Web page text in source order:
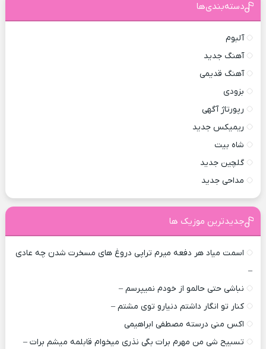
دسته‌بندی‌ها
آلبوم
آهنگ جدید
آهنگ قدیمی
بزودی
رپورتاژ آگهی
ریمیکس جدید
شاه بیت
گلچین جدید
مداحی جدید
جدیدترین موزیک ها
اسمت میاد هر دفعه میرم تراپی دروغ‌ های مسخرت شدن چه عادی
–
نباشی حتی حالمو از خودم نمیپرسم –
کنار تو انگار داشتم دنیارو توی مشتم –
اکس منی درسته مصطفی ابراهیمی
تسبیح شی من مهرم برات بگی نذری میخوام قابلمه میشم برات –